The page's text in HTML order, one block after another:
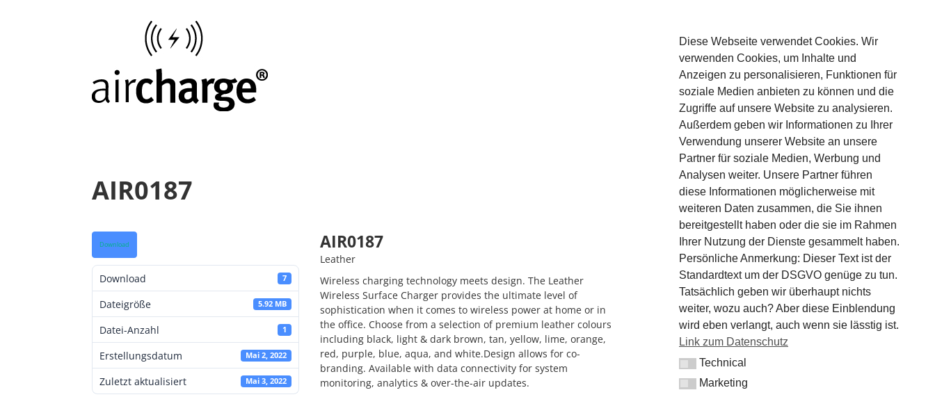
AIR0187
Download
Download 7
Dateigröße 5.92 MB
Datei-Anzahl 1
Erstellungsdatum Mai 2, 2022
Zuletzt aktualisiert Mai 3, 2022
AIR0187
Leather
Wireless charging technology meets design. The Leather
Wireless Surface Charger provides the ultimate level of
sophistication when it comes to wireless power at home or in
the office. Choose from a selection of premium leather colours
including black, light & dark brown, tan, yellow, lime, orange,
red, purple, blue, aqua, and white.Design allows for co-
branding. Available with data connectivity for system
monitoring, analytics & over-the-air updates.
Aircharge Partner
Deutschland – Österreich –
Schweiz
c/oKETTERERs.Network
Mühlkoppenweg 2
91224 Pommelsbrunn
Bayern / Deutschland
Web:KETTERERs.net
Blogbeiträge, News und Infos
Diese Webseite verwendet Cookies. Wir
verwenden Cookies, um Inhalte und
Anzeigen zu personalisieren, Funktionen für
soziale Medien anbieten zu können und die
Zugriffe auf unsere Website zu analysieren.
Außerdem geben wir Informationen zu Ihrer
Verwendung unserer Website an unsere
Partner für soziale Medien, Werbung und
Analysen weiter. Unsere Partner führen
diese Informationen möglicherweise mit
weiteren Daten zusammen, die Sie ihnen
bereitgestellt haben oder die sie im Rahmen
Ihrer Nutzung der Dienste gesammelt haben.
Persönliche Anmerkung: Dieser Text ist der
Standardtext um der DSGVO genüge zu tun.
Tatsächlich geben wir überhaupt nichts
weiter, wozu auch? Aber diese Einblendung
wird eben verlangt, auch wenn sie lässtig ist.
Link zum Datenschutz
TechnicalTechnical
MarketingMarketing